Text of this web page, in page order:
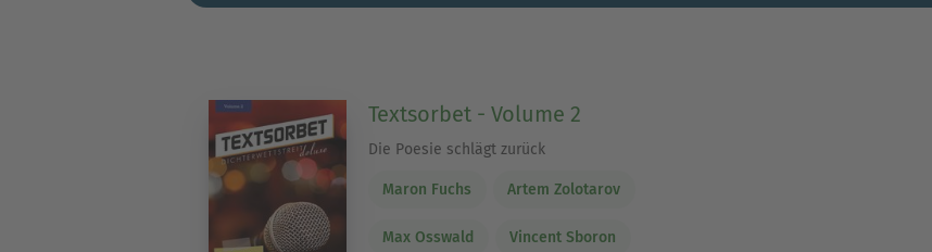
Textsorbet - Volume 2
Die Poesie schlägt zurück
Maron Fuchs Artem Zolotarov
Max Osswald Vincent Sboron